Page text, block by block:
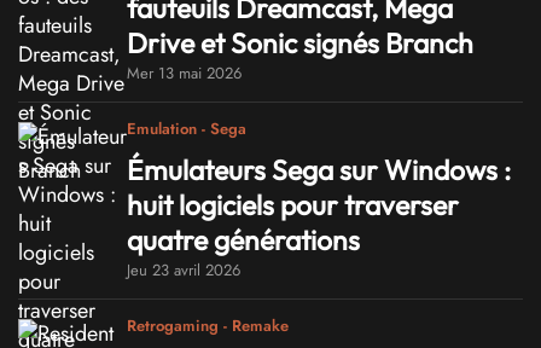
fauteuils Dreamcast, Mega
Drive et Sonic signés Branch
Mer 13 mai 2026
Emulation - Sega
Émulateurs Sega sur Windows :
huit logiciels pour traverser
quatre générations
Jeu 23 avril 2026
Retrogaming - Remake